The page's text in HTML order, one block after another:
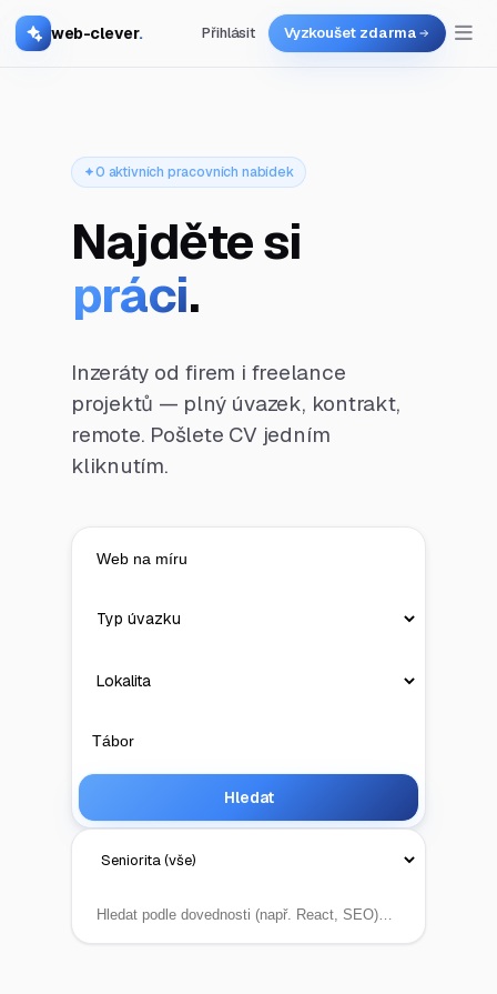
web-clever. Přihlásit Vyzkoušet zdarma
0 aktivních pracovních nabídek
Najděte si
práci.
Inzeráty od firem i freelance
projektů — plný úvazek, kontrakt,
remote. Pošlete CV jedním
kliknutím.
Hledat